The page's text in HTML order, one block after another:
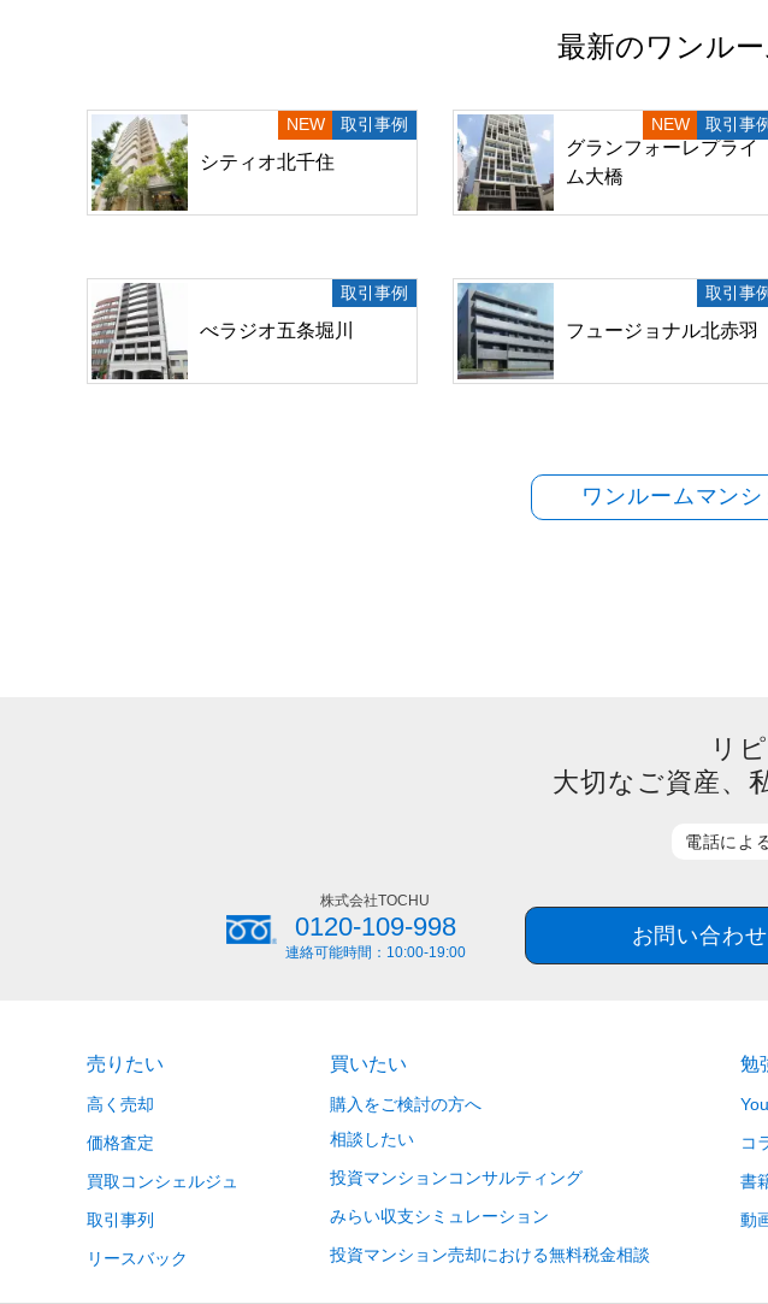
最新のワンル
取引事例
シティオ北千住
取引事例
グランフォーレプライ
ム大橋
取引事例
べラジオ五条堀川
取引事例
フュージョナル北赤羽
ワンルームマン
リ
大切なご資産、
電話によ
株式会社TOCHU
0120-109-998
連絡可能時間： 10:00-19:00
お問い合わ
売りたい
高く売却
価格査定
買取コンシェルジュ
取引事列
リースバック
買いたい
購入をご検討の方へ
相談したい
投資マンションコンサルティング
みらい収支シミュレーション
投資マンション売却における無料税金相談
勉
コ
書
動